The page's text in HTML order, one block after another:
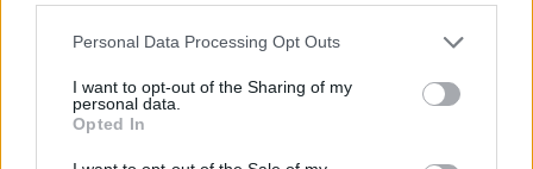
Personal Data Processing Opt Outs
I want to opt-out of the Sharing of my
personal data.
Opted In
τα «κακά πνεύματα».
Επίσης, φροντίζουν να σκεπάζουν τα γλυκά